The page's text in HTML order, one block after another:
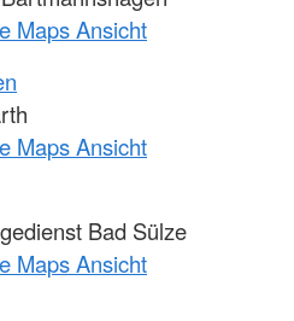
Maps Ansicht
Maps Ansicht
Bad Sülze
Maps Ansicht